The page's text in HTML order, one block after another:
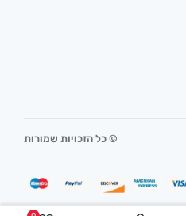
© כל הזכויות שמורות